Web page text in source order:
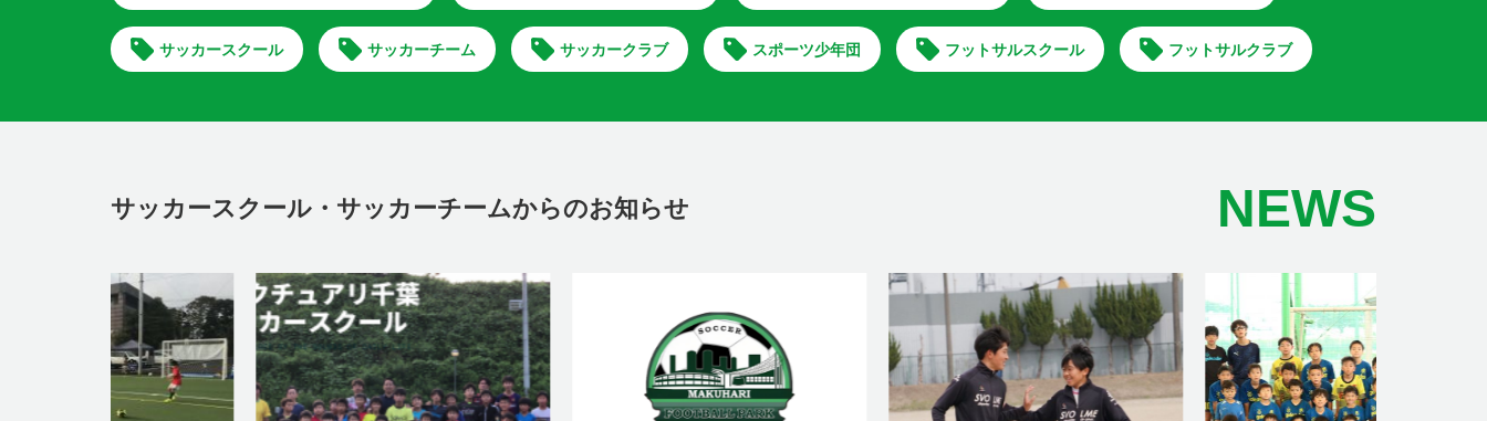
サッカースクール サッカーチーム サッカークラブ スポーツ少年団 フットサルスクール フットサルクラブ
サッカースクール・サッカーチームからのお知らせ NEWS